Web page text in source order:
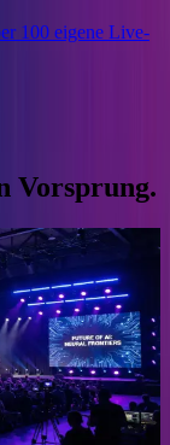
100 eigene Live-
Vorsprung.
auf eine
als Gast in
als